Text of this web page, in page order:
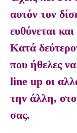
αυτόν τον
ευθύνεται
Κατά
που ήθελες
line up οι
την άλλη,
σας.